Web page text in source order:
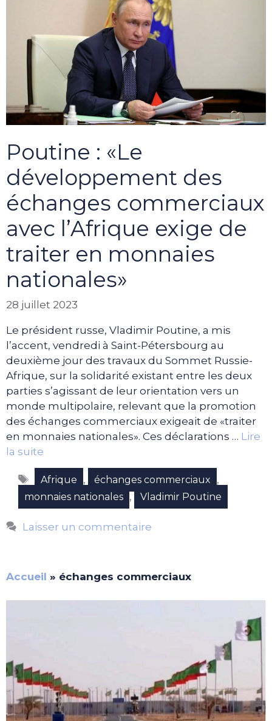
Poutine : «Le
développement des
échanges commerciaux
avec l’Afrique exige de
traiter en monnaies
nationales»
28 juillet 2023
Le président russe, Vladimir Poutine, a mis
l’accent, vendredi à Saint-Pétersbourg au
deuxième jour des travaux du Sommet Russie-
Afrique, sur la solidarité existant entre les deux
parties s’agissant de leur orientation vers un
monde multipolaire, relevant que la promotion
des échanges commerciaux exigeait de «traiter
en monnaies nationales». Ces déclarations … Lire
la suite
Étiquettes
Afrique , échanges commerciaux ,
monnaies nationales , Vladimir Poutine
Laisser un commentaire
Accueil » échanges commerciaux